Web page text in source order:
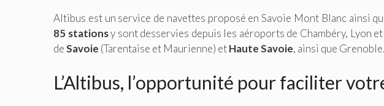
Altibus est un service de navettes proposé en Savoie Mont Blanc ainsi
85 stationsy sont desservies depuis les aéroports de Chambéry, Lyon
deSavoie (Tarentaise et Maurienne) etHaute Savoie, ainsi que Grenoble.
L’Altibus, l’opportunité pour faciliter